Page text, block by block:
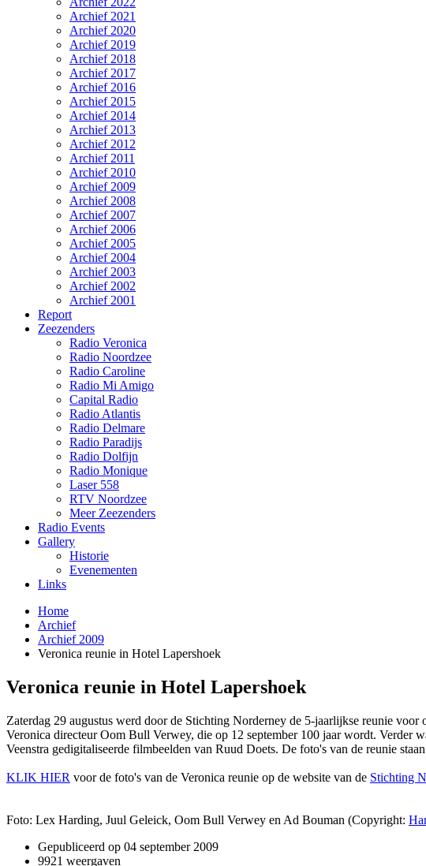
Archief 2021
Archief 2020
Archief 2019
Archief 2018
Archief 2017
Archief 2016
Archief 2015
Archief 2014
Archief 2013
Archief 2012
Archief 2011
Archief 2010
Archief 2009
Archief 2008
Archief 2007
Archief 2006
Archief 2005
Archief 2004
Archief 2003
Archief 2002
Archief 2001
Report
Zeezenders
Radio Veronica
Radio Noordzee
Radio Caroline
Radio Mi Amigo
Capital Radio
Radio Atlantis
Radio Delmare
Radio Paradijs
Radio Dolfijn
Radio Monique
Laser 558
RTV Noordzee
Meer Zeezenders
Radio Events
Gallery
Historie
Evenementen
Links
Home
Archief
Archief 2009
Veronica reunie in Hotel Lapershoek
Veronica reunie in Hotel Lapershoek
Zaterdag 29 augustus werd door de Stichting Norderney de 5-jaarlijkse reunie
Veronica directeur Oom Bull Verwey, die op 12 september 100 jaar wordt.
Veenstra gedigitaliseerde filmbeelden van Ruud Doets. De foto's van de reunie
KLIK HIER voor de foto's van de Veronica reunie op de website van de Stichting
Foto: Lex Harding, Juul Geleick, Oom Bull Verwey en Ad Bouman (Copyright:
Gepubliceerd op 04 september 2009
9921 weergaven